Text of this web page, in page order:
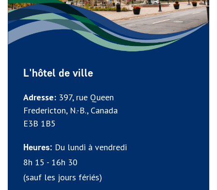
L'hôtel de ville
Adresse: 397, rue Queen
Fredericton, N.-B., Canada
E3B 1B5
Heures: Du lundi à vendredi
8h 15 - 16h 30
(sauf les jours fériés)